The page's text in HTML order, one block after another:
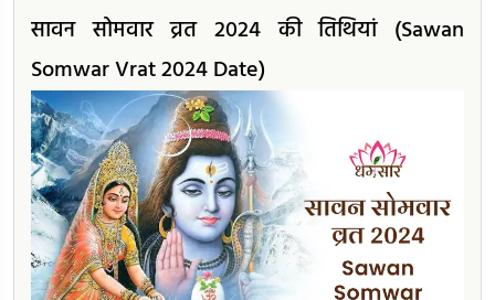
सावन सोमवार व्रत 2024 की तिथियां (Sawan
Somwar Vrat 2024 Date)